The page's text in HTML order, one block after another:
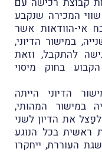
המכירה שנקבע
אי-הוודאות אשר
במישור הדיוני,
להתקבל, וזאת
בחוק מיסוי
הדיוני הייתה
במישור המהותי,
את הדיון לשני
ראשית בכל הנוגע
העוררת, ייחקרו